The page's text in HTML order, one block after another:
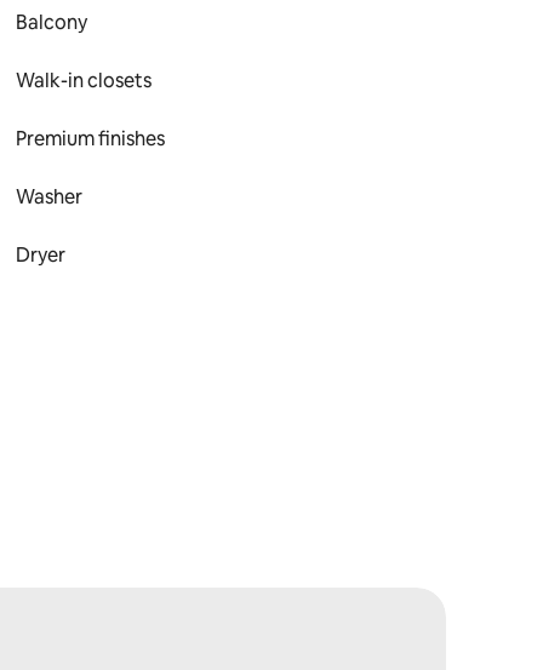
Balcony
Walk-in closets
Premium finishes
Washer
Dryer